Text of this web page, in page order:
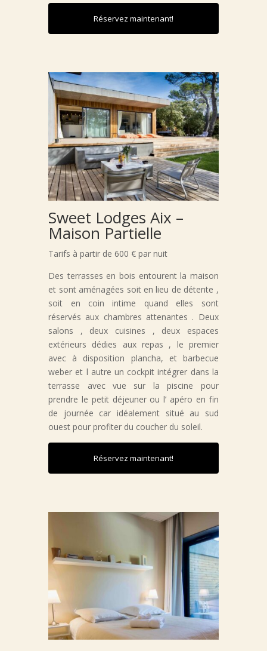
Sweet Lodges Aix –
Maison Partielle
Tarifs à partir de 600 € par nuit
Des terrasses en bois entourent la maison
et sont aménagées soit en lieu de détente ,
soit en coin intime quand elles sont
réservés aux chambres attenantes . Deux
salons , deux cuisines , deux espaces
extérieurs dédies aux repas , le premier
avec à disposition plancha, et barbecue
weber et l autre un cockpit intégrer dans la
terrasse avec vue sur la piscine pour
prendre le petit déjeuner ou l’ apéro en fin
de journée car idéalement situé au sud
ouest pour profiter du coucher du soleil.